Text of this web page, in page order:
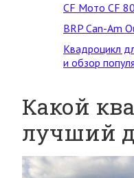
CF Mото CF
BRP Can-Am
Квадроцикл
и обзор
Какой
лучший